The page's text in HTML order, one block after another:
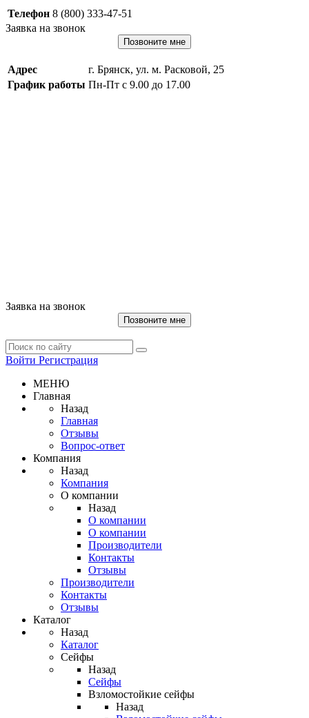
Телефон 8 (800) 333-47-51
Заявка на звонок
Позвоните мне
Адрес
г. Брянск, ул. м. Расковой, 25
График работы Пн-Пт с 9.00 до 17.00
Заявка на звонок
Позвоните мне
Войти Регистрация
МЕНЮ
Главная
Назад
Главная
Отзывы
Вопрос-ответ
Компания
Назад
Компания
О компании
Назад
О компании
О компании
Производители
Контакты
Отзывы
Производители
Контакты
Отзывы
Каталог
Назад
Каталог
Сейфы
Назад
Сейфы
Взломостойкие сейфы
Назад